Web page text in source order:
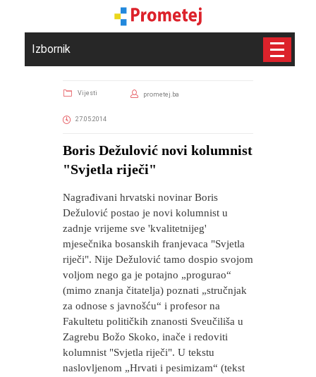
Izbornik
Vijesti prometej.ba
27.05.2014
Boris Dežulović novi kolumnist
"Svjetla riječi"
Nagrađivani hrvatski novinar Boris
Dežulović postao je novi kolumnist u
zadnje vrijeme sve 'kvalitetnijeg'
mjesečnika bosanskih franjevaca "Svjetla
riječi". Nije Dežulović tamo dospio svojom
voljom nego ga je potajno „progurao“
(mimo znanja čitatelja) poznati „stručnjak
za odnose s javnošću“ i profesor na
Fakultetu političkih znanosti Sveučiliša u
Zagrebu Božo Skoko, inače i redoviti
kolumnist "Svjetla riječi". U tekstu
naslovljenom „Hrvati i pesimizam“ (tekst